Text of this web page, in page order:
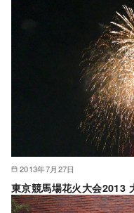
2013年7月27日
東京競馬場花火大会2013